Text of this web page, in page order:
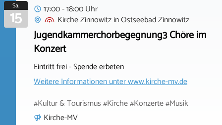
Sa.
15
17:00 - 18:00 Uhr
Kirche ZinnowitzinOstseebad Zinnowitz
Jugendkammerchorbegegnung3 Chöre im
Konzert
Eintritt frei - Spende erbeten
Weitere Informationen unterwww.kirche-mv.de
#Kultur & Tourismus #Kirche #Konzerte #Musik
Kirche-MV